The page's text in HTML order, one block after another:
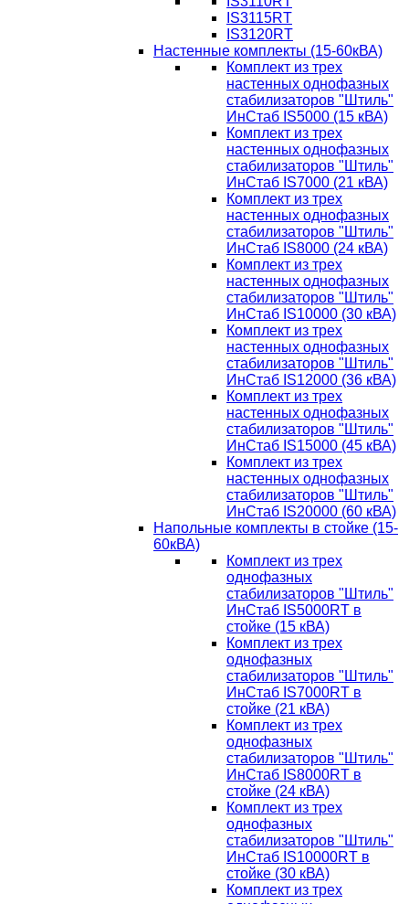
IS3115RT
IS3120RT
Настенные комплекты (15-60кВА)
Комплект из трех
настенных однофазных
стабилизаторов "Штиль"
ИнСтаб IS5000 (15 кВА)
Комплект из трех
настенных однофазных
стабилизаторов "Штиль"
ИнСтаб IS7000 (21 кВА)
Комплект из трех
настенных однофазных
стабилизаторов "Штиль"
ИнСтаб IS8000 (24 кВА)
Комплект из трех
настенных однофазных
стабилизаторов "Штиль"
ИнСтаб IS10000 (30 кВА)
Комплект из трех
настенных однофазных
стабилизаторов "Штиль"
ИнСтаб IS12000 (36 кВА)
Комплект из трех
настенных однофазных
стабилизаторов "Штиль"
ИнСтаб IS15000 (45 кВА)
Комплект из трех
настенных однофазных
стабилизаторов "Штиль"
ИнСтаб IS20000 (60 кВА)
Напольные комплекты в стойке (15-
60кВА)
Комплект из трех
однофазных
стабилизаторов "Штиль"
ИнСтаб IS5000RT в
стойке (15 кВА)
Комплект из трех
однофазных
стабилизаторов "Штиль"
ИнСтаб IS7000RT в
стойке (21 кВА)
Комплект из трех
однофазных
стабилизаторов "Штиль"
ИнСтаб IS8000RT в
стойке (24 кВА)
Комплект из трех
однофазных
стабилизаторов "Штиль"
ИнСтаб IS10000RT в
стойке (30 кВА)
Комплект из трех